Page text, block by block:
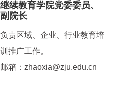
继续教育学院党委委员、
副院长
负责区域、企业、行业教育培
训推广工作。
邮箱：zhaoxia@zju.edu.cn